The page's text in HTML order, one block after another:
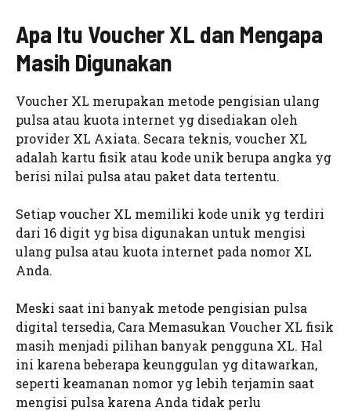
Apa Itu Voucher XL dan Mengapa
Masih Digunakan
Voucher XL merupakan metode pengisian ulang
pulsa atau kuota internet yg disediakan oleh
provider XL Axiata. Secara teknis, voucher XL
adalah kartu fisik atau kode unik berupa angka yg
berisi nilai pulsa atau paket data tertentu.
Setiap voucher XL memiliki kode unik yg terdiri
dari 16 digit yg bisa digunakan untuk mengisi
ulang pulsa atau kuota internet pada nomor XL
Anda.
Meski saat ini banyak metode pengisian pulsa
digital tersedia, Cara Memasukan Voucher XL fisik
masih menjadi pilihan banyak pengguna XL. Hal
ini karena beberapa keunggulan yg ditawarkan,
seperti keamanan nomor yg lebih terjamin saat
mengisi pulsa karena Anda tidak perlu